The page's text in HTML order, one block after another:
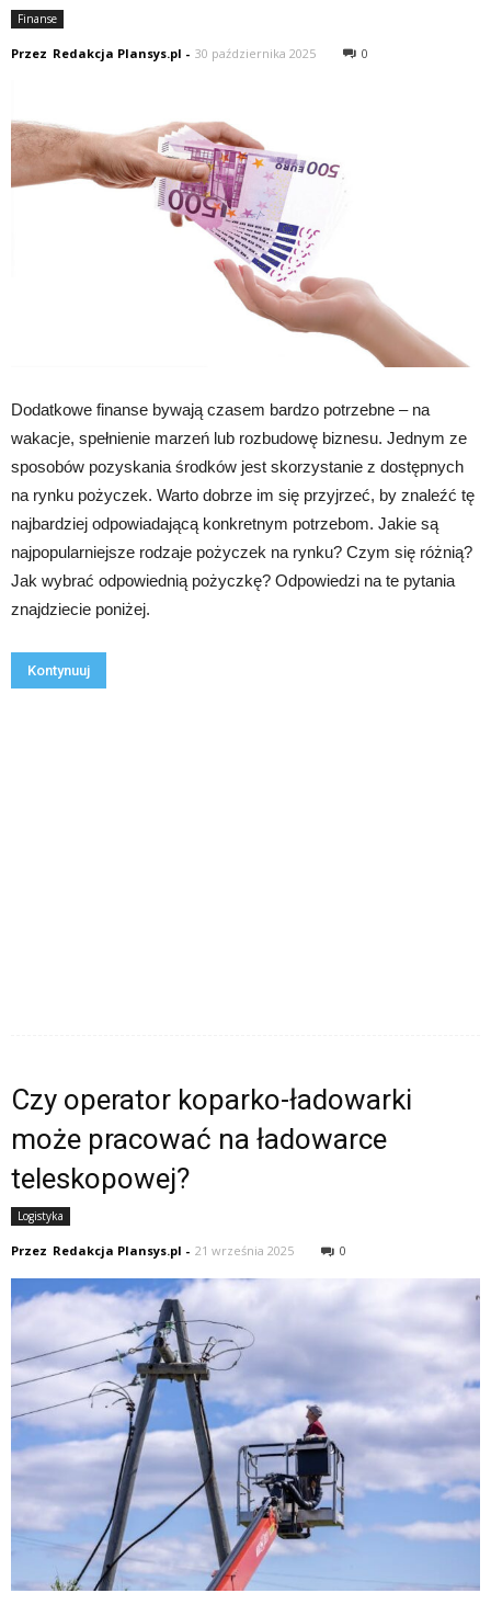
Finanse
Przez Redakcja Plansys.pl - 30 października 2025 0
Dodatkowe finanse bywają czasem bardzo potrzebne – na
wakacje, spełnienie marzeń lub rozbudowę biznesu. Jednym ze
sposobów pozyskania środków jest skorzystanie z dostępnych
na rynku pożyczek. Warto dobrze im się przyjrzeć, by znaleźć tę
najbardziej odpowiadającą konkretnym potrzebom. Jakie są
najpopularniejsze rodzaje pożyczek na rynku? Czym się różnią?
Jak wybrać odpowiednią pożyczkę? Odpowiedzi na te pytania
znajdziecie poniżej.
Kontynuuj
Czy operator koparko-ładowarki
może pracować na ładowarce
teleskopowej?
Logistyka
Przez Redakcja Plansys.pl - 21 września 2025 0